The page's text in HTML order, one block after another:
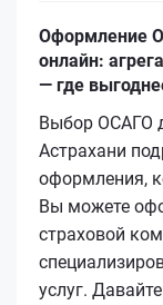
Оформление
онлайн:
— где
Выбор ОСАГО
Астрахани
оформления,
Вы можете
страховой
услуг.